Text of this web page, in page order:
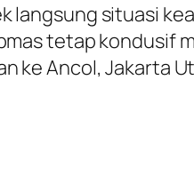
langsung situasi
tetap kondusif
ke Ancol, Jakarta